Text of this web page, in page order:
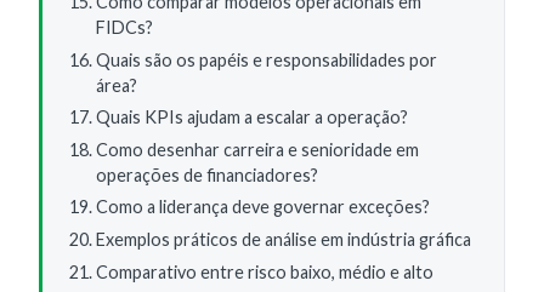
FIDCs?
Quais são os papéis e responsabilidades por
área?
Quais KPIs ajudam a escalar a operação?
Como desenhar carreira e senioridade em
operações de financiadores?
Como a liderança deve governar exceções?
Exemplos práticos de análise em indústria gráfica
Comparativo entre risco baixo, médio e alto